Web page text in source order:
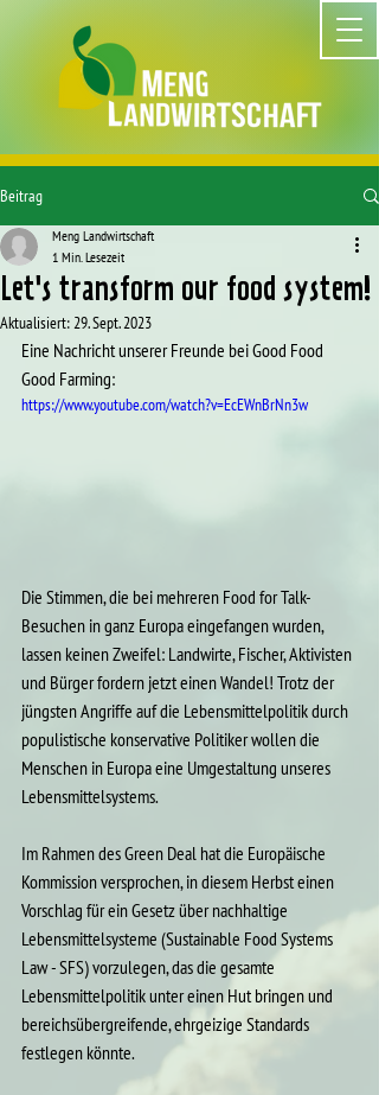
Beitrag
Let's transform our food system!
Meng Landwirtschaft
1 Min. Lesezeit
Aktualisiert:29. Sept. 2023
Eine Nachricht unserer Freunde bei Good Food
Good Farming:
https://www.youtube.com/watch?v=EcEWnBrNn3w
Die Stimmen, die bei mehreren Food for Talk-
Besuchen in ganz Europa eingefangen wurden,
lassen keinen Zweifel: Landwirte, Fischer, Aktivisten
und Bürger fordern jetzt einen Wandel! Trotz der
jüngsten Angriffe auf die Lebensmittelpolitik durch
populistische konservative Politiker wollen die
Menschen in Europa eine Umgestaltung unseres
Lebensmittelsystems.
Im Rahmen des Green Deal hat die Europäische
Kommission versprochen, in diesem Herbst einen
Vorschlag für ein Gesetz über nachhaltige
Lebensmittelsysteme (Sustainable Food Systems
Law - SFS) vorzulegen, das die gesamte
Lebensmittelpolitik unter einen Hut bringen und
bereichsübergreifende, ehrgeizige Standards
festlegen könnte.